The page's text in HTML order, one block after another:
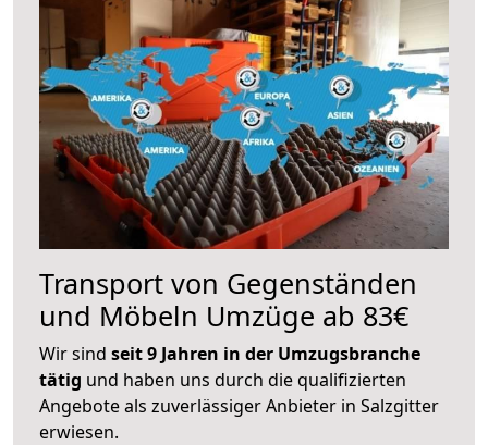
Transport von Gegenständen
und Möbeln Umzüge ab 83€
Wir sind seit 9 Jahren in der Umzugsbranche
tätig und haben uns durch die qualifizierten
Angebote als zuverlässiger Anbieter in Salzgitter
erwiesen.